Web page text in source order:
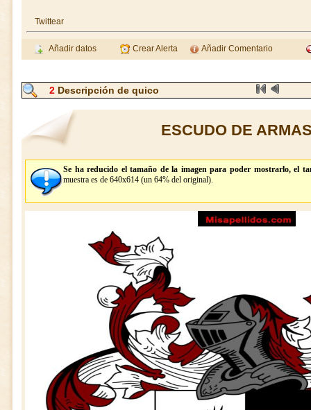
Twittear
Añadir datos Crear Alerta Añadir Comentario
2 Descripción de quico
ESCUDO DE
Se ha reducido el tamaño de la imagen para poder mostrarlo, el
muestra es de 640x614 (un 64% del original).